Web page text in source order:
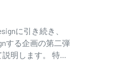
に引き続き、
する企画の第二弾
説明します。 特に